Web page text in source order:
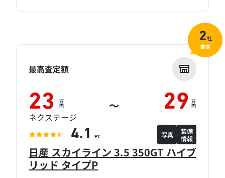
日産 スカイライン 3.5 350GT ハイブ
リッド タイプP
最高査定額
23 万
円 ～ 29 万
円
ネクステージ
4.1 PT 写真
装備
情報
2社
査定